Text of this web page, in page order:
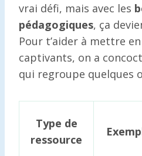
vrai défi, mais avec les
pédagogiques, ça
Pour t’aider à mettre
captivants, on a
qui regroupe quelques
Type de
ressource